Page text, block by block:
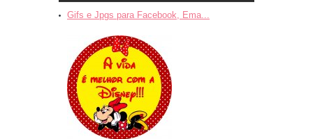
Gifs e Jpgs para Facebook, Ema...